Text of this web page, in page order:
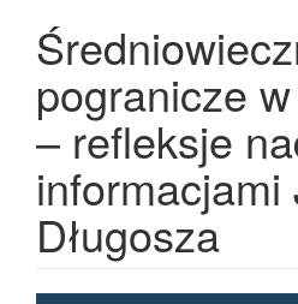
pogranicze
– refleksje
informacjami
Długosza